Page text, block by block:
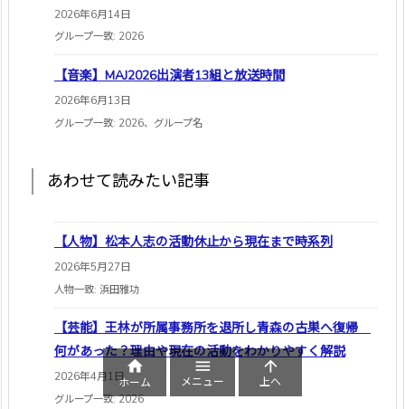
2026年6月14日
グループ一致: 2026
【音楽】MAJ2026出演者13組と放送時間
2026年6月13日
グループ一致: 2026、グループ名
あわせて読みたい記事
【人物】松本人志の活動休止から現在まで時系列
2026年5月27日
人物一致: 浜田雅功
【芸能】王林が所属事務所を退所し青森の古巣へ復帰
何があった？理由や現在の活動をわかりやすく解説
2026年4月1日
グループ一致: 2026

ホーム

メニュー

上へ